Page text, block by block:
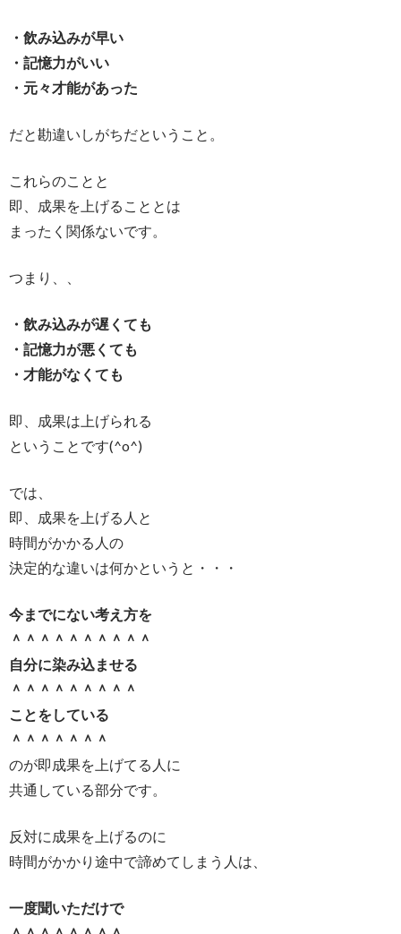
・飲み込みが早い
・記憶力がいい
・元々才能があった
だと勘違いしがちだということ。
これらのことと
即、成果を上げることとは
まったく関係ないです。
つまり、、
・飲み込みが遅くても
・記憶力が悪くても
・才能がなくても
即、成果は上げられる
ということです(^o^)
では、
即、成果を上げる人と
時間がかかる人の
決定的な違いは何かというと・・・
今までにない考え方を
＾＾＾＾＾＾＾＾＾＾
自分に染み込ませる
＾＾＾＾＾＾＾＾＾
ことをしている
＾＾＾＾＾＾＾
のが即成果を上げてる人に
共通している部分です。
反対に成果を上げるのに
時間がかかり途中で諦めてしまう人は、
一度聞いただけで